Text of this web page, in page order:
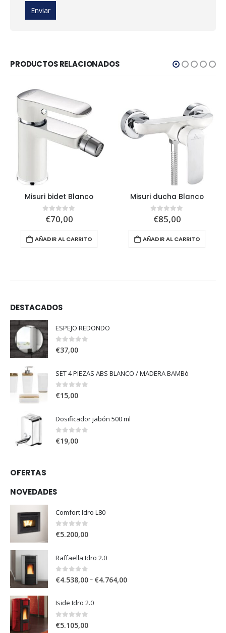
PRODUCTOS RELACIONADOS
Misuri bidet Blanco
0out of 5
€70,00
AÑADIR AL CARRITO
Misuri ducha Blanco
0out of 5
€85,00
AÑADIR AL CARRITO
DESTACADOS
ESPEJO REDONDO
0out of 5
€37,00
SET 4 PIEZAS ABS BLANCO / MADERA BAMBò
0 out of 5
€15,00
Dosificador jabón 500 ml
0 out of 5
€19,00
OFERTAS
NOVEDADES
Comfort Idro L80
0out of 5
€5.200,00
Raffaella Idro 2.0
0 out of 5
€4.538,00– €4.764,00
Iside Idro 2.0
0out of 5
€5.105,00